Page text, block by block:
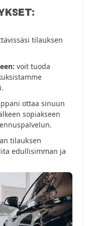
tilauksen
voit tuoda
ottaa sinuun
sopiakseen
tilauksen
edullisimman ja